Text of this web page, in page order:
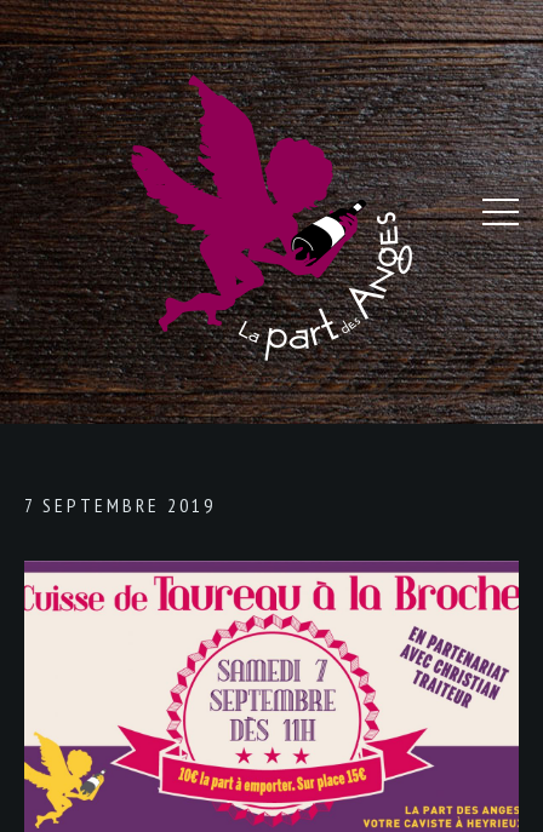
7 SEPTEMBRE 2019